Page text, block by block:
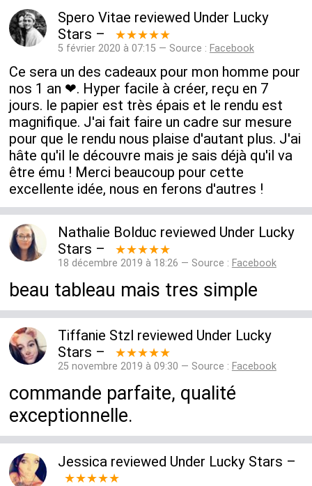
Spero Vitae reviewed Under Lucky
Stars – ★★★★★
5 février 2020 à 07:15 — Source : Facebook
Ce sera un des cadeaux pour mon homme pour
nos 1 an ❤. Hyper facile à créer, reçu en 7
jours. le papier est très épais et le rendu est
magnifique. J'ai fait faire un cadre sur mesure
pour que le rendu nous plaise d'autant plus. J'ai
hâte qu'il le découvre mais je sais déjà qu'il va
être ému ! Merci beaucoup pour cette
excellente idée, nous en ferons d'autres !
Nathalie Bolduc reviewed Under Lucky
Stars – ★★★★★
18 décembre 2019 à 18:26 — Source : Facebook
beau tableau mais tres simple
Tiffanie Stzl reviewed Under Lucky
Stars – ★★★★★
25 novembre 2019 à 09:30 — Source : Facebook
commande parfaite, qualité
exceptionnelle.
Jessica reviewed Under Lucky Stars –
★★★★★